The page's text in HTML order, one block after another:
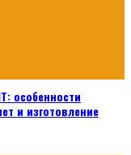
особенности
и изготовление